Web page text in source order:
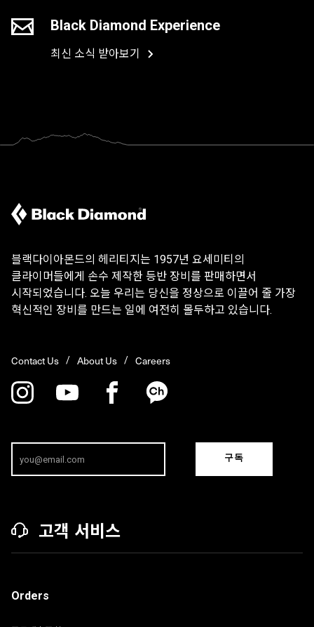
Black Diamond Experience
최신 소식 받아보기
블랙다이아몬드의 헤리티지는 1957년 요세미티의
클라이머들에게 손수 제작한 등반 장비를 판매하면서
시작되었습니다. 오늘 우리는 당신을 정상으로 이끌어 줄 가장
혁신적인 장비를 만드는 일에 여전히 몰두하고 있습니다.
Contact Us About Us Careers
구독
고객 서비스
Orders